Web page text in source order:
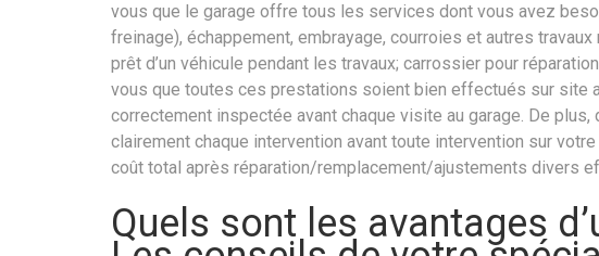
vous que le garage offre tous les services dont vous avez
freinage), échappement, embrayage, courroies et autres
prêt d’un véhicule pendant les travaux; carrossier pour
vous que toutes ces prestations soient bien effectués sur site
correctement inspectée avant chaque visite au garage. De
clairement chaque intervention avant toute intervention sur
coût total après réparation/remplacement/ajustements divers
Quels sont les avantages